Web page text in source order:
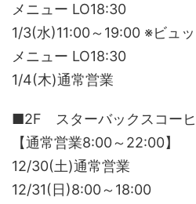
メニュー LO18:30
1/3(水)11:00～19:00 ※ビュ
メニュー LO18:30
1/4(木)通常営業
■2F スターバックスコー
【通常営業8:00～22:00】
12/30(土)通常営業
12/31(日)8:00～18:00